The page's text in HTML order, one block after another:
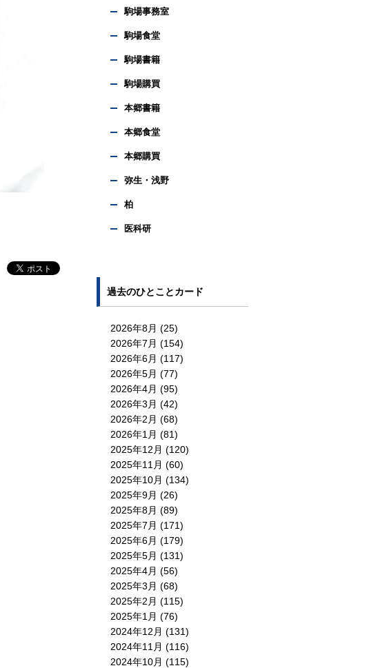
駒場事務室
駒場食堂
駒場書籍
駒場購買
本郷書籍
本郷食堂
本郷購買
弥生・浅野
柏
医科研
過去のひとことカード
2026年8月 (25)
2026年7月 (154)
2026年6月 (117)
2026年5月 (77)
2026年4月 (95)
2026年3月 (42)
2026年2月 (68)
2026年1月 (81)
2025年12月 (120)
2025年11月 (60)
2025年10月 (134)
2025年9月 (26)
2025年8月 (89)
2025年7月 (171)
2025年6月 (179)
2025年5月 (131)
2025年4月 (56)
2025年3月 (68)
2025年2月 (115)
2025年1月 (76)
2024年12月 (131)
2024年11月 (116)
2024年10月 (115)